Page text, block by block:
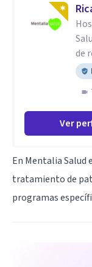
de
Ver
En Mentalia Salud
tratamiento de
programas